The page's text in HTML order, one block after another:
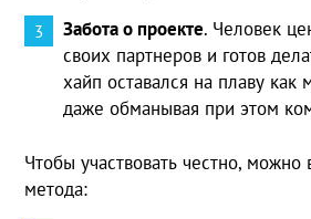
Забота о проекте. Человек
своих партнеров и готов
хайп оставался на плаву
даже обманывая при этом
Чтобы участвовать честно, можно
метода: